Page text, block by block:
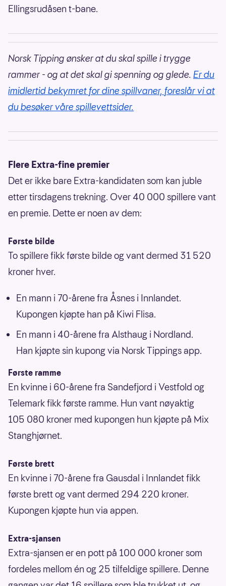
Ellingsrudåsen t-bane.
Norsk Tipping ønsker at du skal spille i trygge
rammer - og at det skal gi spenning og glede. Er du
imidlertid bekymret for dine spillvaner, foreslår vi at
du besøker våre spillevettsider.
Flere Extra-fine premier
Det er ikke bare Extra-kandidaten som kan juble
etter tirsdagens trekning. Over 40 000 spillere vant
en premie. Dette er noen av dem:
Første bilde
To spillere fikk første bilde og vant dermed 31 520
kroner hver.
En mann i 70-årene fra Åsnes i Innlandet.
Kupongen kjøpte han på Kiwi Flisa.
En mann i 40-årene fra Alsthaug i Nordland.
Han kjøpte sin kupong via Norsk Tippings app.
Første ramme
En kvinne i 60-årene fra Sandefjord i Vestfold og
Telemark fikk første ramme. Hun vant nøyaktig
105 080 kroner med kupongen hun kjøpte på Mix
Stanghjørnet.
Første brett
En kvinne i 70-årene fra Gausdal i Innlandet fikk
første brett og vant dermed 294 220 kroner.
Kupongen kjøpte hun via appen.
Extra-sjansen
Extra-sjansen er en pott på 100 000 kroner som
fordeles mellom én og 25 tilfeldige spillere. Denne